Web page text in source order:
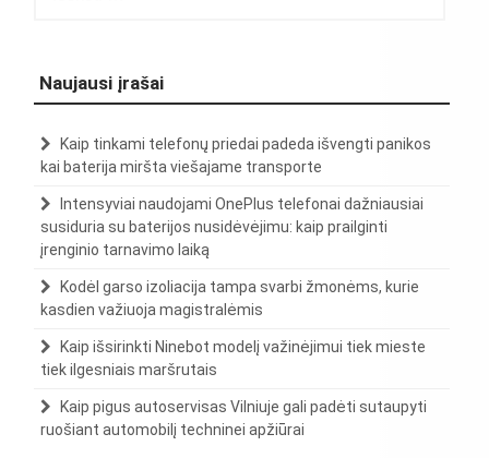
Naujausi įrašai
Kaip tinkami telefonų priedai padeda išvengti panikos
kai baterija miršta viešajame transporte
Intensyviai naudojami OnePlus telefonai dažniausiai
susiduria su baterijos nusidėvėjimu: kaip prailginti
įrenginio tarnavimo laiką
Kodėl garso izoliacija tampa svarbi žmonėms, kurie
kasdien važiuoja magistralėmis
Kaip išsirinkti Ninebot modelį važinėjimui tiek mieste
tiek ilgesniais maršrutais
Kaip pigus autoservisas Vilniuje gali padėti sutaupyti
ruošiant automobilį techninei apžiūrai